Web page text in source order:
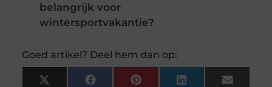
belangrijk voor
wintersportvakantie?
Goed artikel? Deel hem dan op:
X FacebookPinterestLinkedInEmail